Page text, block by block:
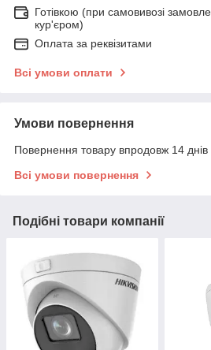
Готівкою (при самовивозі
кур'єром)
Оплата за реквізитами
Всі умови оплати
Умови повернення
Повернення товару впродовж 14 днів
Всі умови повернення
Подібні товари компанії